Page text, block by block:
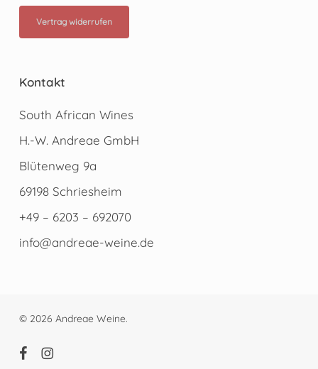
Vertrag widerrufen
Kontakt
South African Wines
H.-W. Andreae GmbH
Blütenweg 9a
69198 Schriesheim
+49 – 6203 – 692070
info@andreae-weine.de
© 2026 Andreae Weine.
facebookinstagram